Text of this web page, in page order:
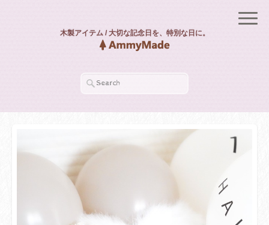
木製アイテム / 大切な記念日を、特別な日に。